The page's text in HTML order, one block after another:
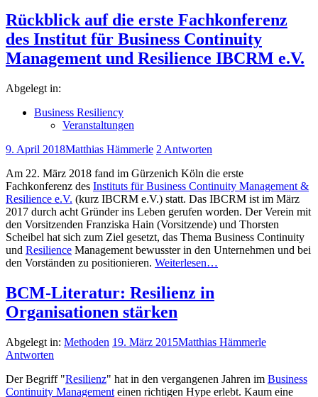
Rückblick auf die erste Fachkonferenz
des Institut für Business Continuity
Management und Resilience IBCRM e.V.
Abgelegt in:
Business Resiliency
Veranstaltungen
9. April 2018Matthias Hämmerle 2 Antworten
Am 22. März 2018 fand im Gürzenich Köln die erste
Fachkonferenz des Instituts für Business Continuity Management &
Resilience e.V. (kurz IBCRM e.V.) statt. Das IBCRM ist im März
2017 durch acht Gründer ins Leben gerufen worden. Der Verein mit
den Vorsitzenden Franziska Hain (Vorsitzende) und Thorsten
Scheibel hat sich zum Ziel gesetzt, das Thema Business Continuity
und Resilience Management bewusster in den Unternehmen und bei
den Vorständen zu positionieren. Weiterlesen…
BCM-Literatur: Resilienz in
Organisationen stärken
Abgelegt in: Methoden 19. März 2015Matthias Hämmerle
Antworten
Der Begriff "Resilienz" hat in den vergangenen Jahren im Business
Continuity Management einen richtigen Hype erlebt. Kaum eine